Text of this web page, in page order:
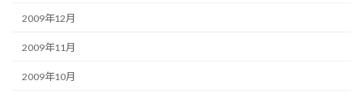
2009年12月
2009年11月
2009年10月